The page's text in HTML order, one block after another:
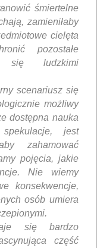
śmiertelne
zamieniłaby
cielęta
pozostałe
się ludzkimi
scenariusz się
możliwy
dostępna nauka
jest
zahamować
pojęcia, jakie
Nie wiemy
konsekwencje,
osób umiera
się bardzo
część